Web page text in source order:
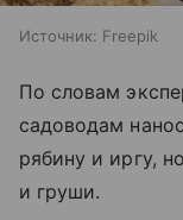
Источник: Freepik
По словам
садоводам
рябину и иргу,
и груши.